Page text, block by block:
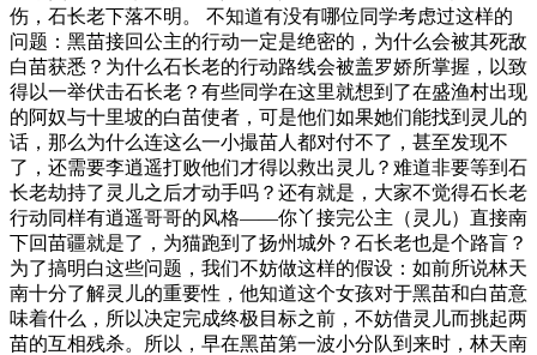
伤，石长老下落不明。 不知道有没有哪位同学考虑过这样的
问题：黑苗接回公主的行动一定是绝密的，为什么会被其死敌
白苗获悉？为什么石长老的行动路线会被盖罗娇所掌握，以致
得以一举伏击石长老？有些同学在这里就想到了在盛渔村出现
的阿奴与十里坡的白苗使者，可是他们如果她们能找到灵儿的
话，那么为什么连这么一小撮苗人都对付不了，甚至发现不
了，还需要李逍遥打败他们才得以救出灵儿？难道非要等到石
长老劫持了灵儿之后才动手吗？还有就是，大家不觉得石长老
行动同样有逍遥哥哥的风格——你丫接完公主（灵儿）直接南
下回苗疆就是了，为猫跑到了扬州城外？石长老也是个路盲？
为了搞明白这些问题，我们不妨做这样的假设：如前所说林天
南十分了解灵儿的重要性，他知道这个女孩对于黑苗和白苗意
味着什么，所以决定完成终极目标之前，不妨借灵儿而挑起两
苗的互相残杀。所以，早在黑苗第一波小分队到来时，林天南